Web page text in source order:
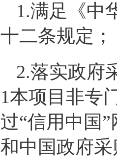
1.满足《中
十二条规定；
2.落实政府
1本项目非专
过“信用中国”
和中国政府采